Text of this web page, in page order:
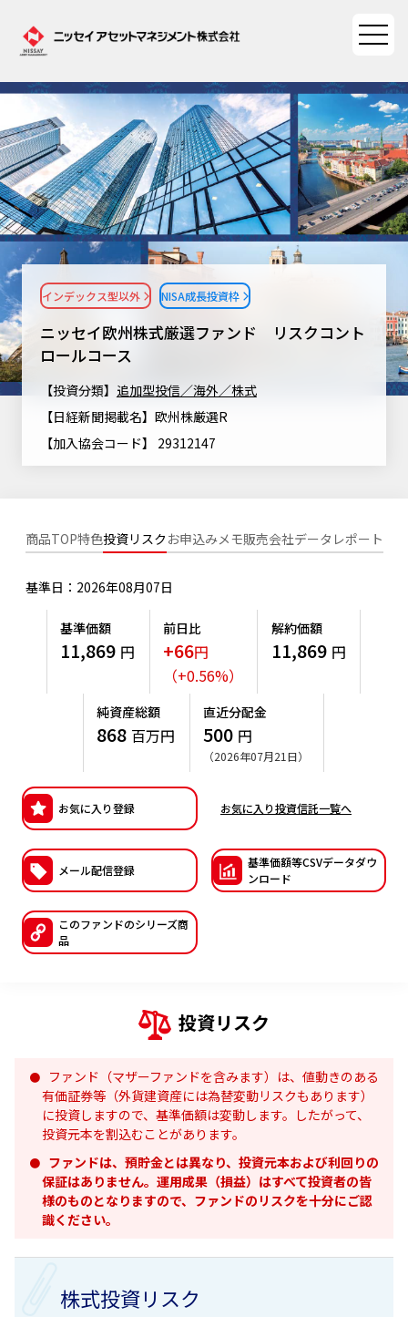
ファンド情報
ファンド情報TOP
基準価額一覧
ファンド検索
ファンド比較
決算カレンダー
海外休日カレンダー
投資信託新商品のご案内
投資信託償還商品のご案内
有価証券届出書の効力の発生の有無について
こだわりのインデックスファンド 購入・換金手数料なしシ
確定拠出年金について
確定拠出年金での商品の選び方について
マーケット情報
マーケット情報TOP
マーケット指数
マーケットレポート
大関 洋の「十字路」
ファンドレポート
資産形成ポータル
資産形成ポータルTOP
資産形成サービス
Nダイレクト
Goal Navi
NAMシティ
投資の教室
サステナビリティ
サステナビリティTOP
サステナビリティ経営
SDGsとは？
ニッセイアセットの重要課題
サステナビリティへの取り組み
サステナビリティレポート
日本版スチュワードシップ・コードへの対応
国内株式議決権行使の方針と判断基準
ニッセイアセットについて
ニッセイアセットについてTOP
受賞歴
方針・その他開示情報
採用情報
公式キャラクターのご紹介
最新情報
ニッセイ欧州株式厳選ファンド リスクコント
ロールコース
インデックス型以外 NISA成長投資枠
【投資分類】 追加型投信／海外／株式
【日経新聞掲載名】欧州株厳選R
【加入協会コード】 29312147
商品TOP特色投資リスク お申込みメモ販売会社データ レポート
基準日：2026年08月07日
基準価額
11,869 円
前日比
+66円
（+0.56%）
解約価額
11,869 円
純資産総額
868 百万円
直近分配金
500 円
（2026年07月21日）
お気に入り登録 お気に入り投資信託一覧へ
メール配信登録
基準価額等CSVデータダウ
ンロード
このファンドのシリーズ商
品
投資リスク
ファンド（マザーファンドを含みます）は、値動きのある
有価証券等（外貨建資産には為替変動リスクもあります）
に投資しますので、基準価額は変動します。したがって、
投資元本を割込むことがあります。
ファンドは、預貯金とは異なり、投資元本および利回りの
保証はありません。運用成果（損益）はすべて投資者の皆
様のものとなりますので、ファンドのリスクを十分にご認
識ください。
株式投資リスク